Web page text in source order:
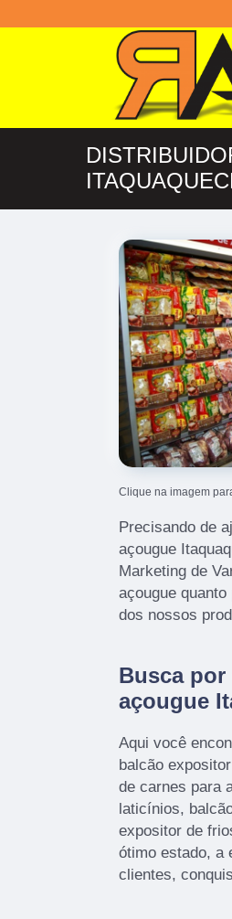
Clique na imagem
Precisando de
açougue
Marketing de
açougue
dos nossos
Busca
açougue
Aqui você
balcão
de carnes para
laticínios,
expositor de
ótimo estado, a
clientes,